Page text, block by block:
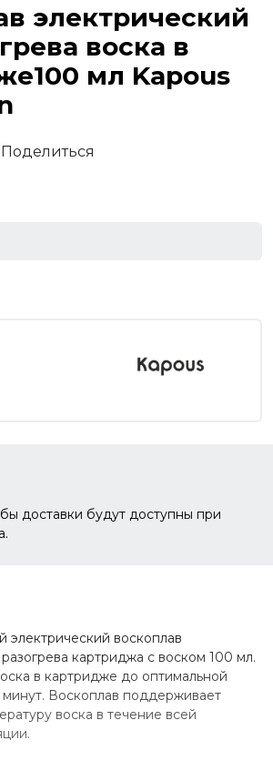
электрический
воска в
мл Kapous
Поделиться
доставки будут доступны при
электрический воскоплав
картриджа с воском 100 мл.
в картридже до оптимальной
минут. Воскоплав поддерживает
воска в течение всей